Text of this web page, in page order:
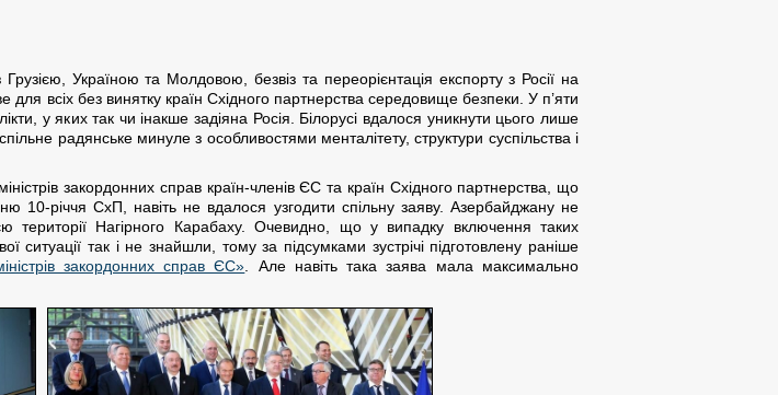
Україною та Молдовою, безвіз та переорієнтація експорту з Росії на
всіх без винятку країн Східного партнерства середовище безпеки. У п’яти
у яких так чи інакше задіяна Росія. Білорусі вдалося уникнути цього лише
радянське минуле з особливостями менталітету, структури суспільства і
закордонних справ країн-членів ЄС та країн Східного партнерства, що
10-річчя СхП, навіть не вдалося узгодити спільну заяву. Азербайджану не
території Нагірного Карабаху. Очевидно, що у випадку включення таких
ситуації так і не знайшли, тому за підсумками зустрічі підготовлену раніше
закордонних справ ЄС» . Але навіть така заява мала максимально